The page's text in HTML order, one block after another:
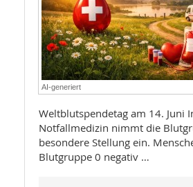
AI-generiert
Weltblutspendetag am 14. Juni In der
Notfallmedizin nimmt die
besondere Stellung ein.
Blutgruppe 0 negativ …